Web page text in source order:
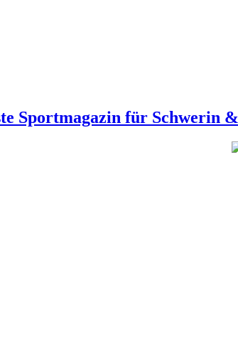
Sportmagazin für Schwerin